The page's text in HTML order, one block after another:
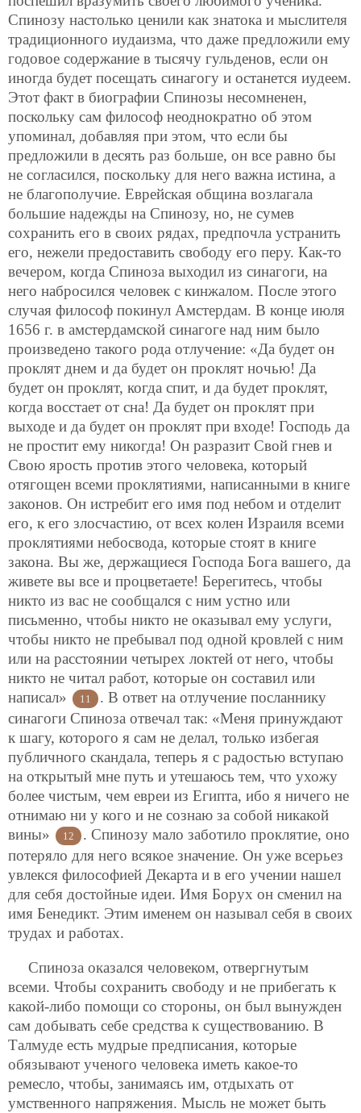
Спинозу настолько ценили как знатока и мыслителя
традиционного иудаизма, что даже предложили ему
годовое содержание в тысячу гульденов, если он
иногда будет посещать синагогу и останется иудеем.
Этот факт в биографии Спинозы несомненен,
поскольку сам философ неоднократно об этом
упоминал, добавляя при этом, что если бы
предложили в десять раз больше, он все равно бы
не согласился, поскольку для него важна истина, а
не благополучие. Еврейская община возлагала
большие надежды на Спинозу, но, не сумев
сохранить его в своих рядах, предпочла устранить
его, нежели предоставить свободу его перу. Как-то
вечером, когда Спиноза выходил из синагоги, на
него набросился человек с кинжалом. После этого
случая философ покинул Амстердам. В конце июля
1656 г. в амстердамской синагоге над ним было
произведено такого рода отлучение: «Да будет он
проклят днем и да будет он проклят ночью! Да
будет он проклят, когда спит, и да будет проклят,
когда восстает от сна! Да будет он проклят при
выходе и да будет он проклят при входе! Господь да
не простит ему никогда! Он разразит Свой гнев и
Свою ярость против этого человека, который
отягощен всеми проклятиями, написанными в книге
законов. Он истребит его имя под небом и отделит
его, к его злосчастию, от всех колен Израиля всеми
проклятиями небосвода, которые стоят в книге
закона. Вы же, держащиеся Господа Бога вашего, да
живете вы все и процветаете! Берегитесь, чтобы
никто из вас не сообщался с ним устно или
письменно, чтобы никто не оказывал ему услуги,
чтобы никто не пребывал под одной кровлей с ним
или на расстоянии четырех локтей от него, чтобы
никто не читал работ, которые он составил или
написал»
11
. В ответ на отлучение посланнику
синагоги Спиноза отвечал так: «Меня принуждают
к шагу, которого я сам не делал, только избегая
публичного скандала, теперь я с радостью вступаю
на открытый мне путь и утешаюсь тем, что ухожу
более чистым, чем евреи из Египта, ибо я ничего не
отнимаю ни у кого и не сознаю за собой никакой
вины»
12
. Спинозу мало заботило проклятие, оно
потеряло для него всякое значение. Он уже всерьез
увлекся философией Декарта и в его учении нашел
для себя достойные идеи. Имя Борух он сменил на
имя Бенедикт. Этим именем он называл себя в своих
трудах и работах.
Спиноза оказался человеком, отвергнутым
всеми. Чтобы сохранить свободу и не прибегать к
какой-либо помощи со стороны, он был вынужден
сам добывать себе средства к существованию. В
Талмуде есть мудрые предписания, которые
обязывают ученого человека иметь какое-то
ремесло, чтобы, занимаясь им, отдыхать от
умственного напряжения. Мысль не может быть